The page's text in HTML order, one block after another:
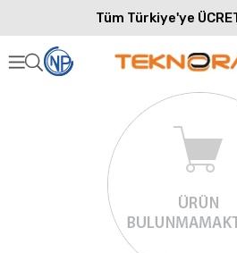
Tüm Türkiye'ye